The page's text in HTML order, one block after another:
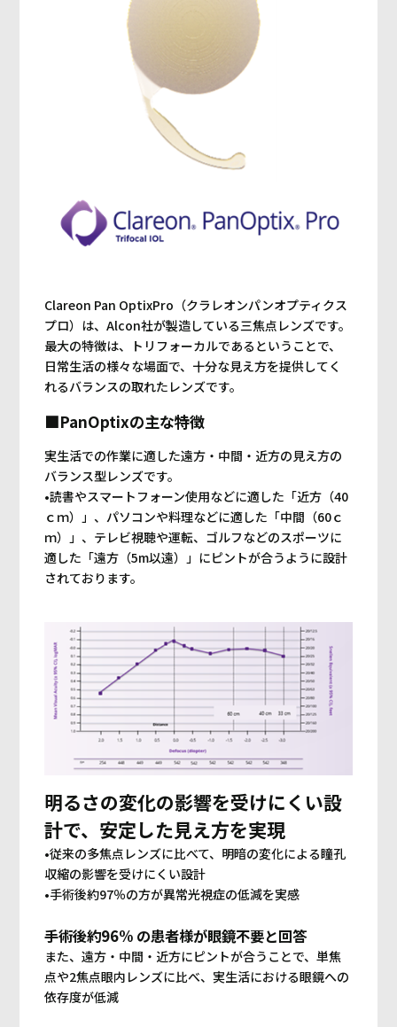
Clareon Pan OptixPro（クラレオンパンオプティクス
プロ）は、Alcon社が製造している三焦点レンズです。
最大の特徴は、トリフォーカルであるということで、
日常生活の様々な場面で、十分な見え方を提供してく
れるバランスの取れたレンズです。
■PanOptixの主な特徴
実生活での作業に適した遠方・中間・近方の見え方の
バランス型レンズです。
•読書やスマートフォーン使用などに適した「近方（40
ｃｍ）」、パソコンや料理などに適した「中間（60ｃ
ｍ）」、テレビ視聴や運転、ゴルフなどのスポーツに
適した「遠方（5m以遠）」にピントが合うように設計
されております。
明るさの変化の影響を受けにくい設
計で、安定した見え方を実現
•従来の多焦点レンズに比べて、明暗の変化による瞳孔
収縮の影響を受けにくい設計
•手術後約97％の方が異常光視症の低減を実感
手術後約96% の患者様が眼鏡不要と回答
また、遠方・中間・近方にピントが合うことで、単焦
点や2焦点眼内レンズに比べ、実生活における眼鏡への
依存度が低減